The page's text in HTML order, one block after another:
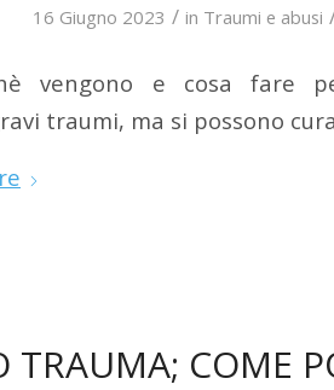
16 Giugno 2023 / in Traumi e abusi
vengono e cosa fare
traumi, ma si possono
TRAUMA; COME